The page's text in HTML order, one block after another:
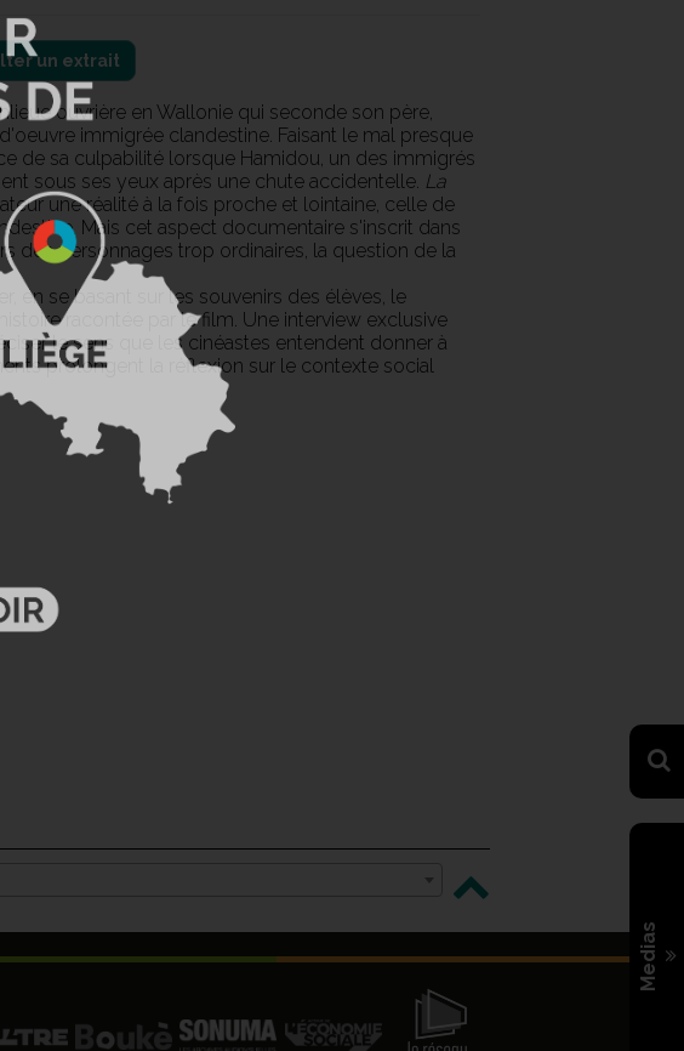
Medias
un extrait
ouvrière en Wallonie qui seconde son père,
immigrée clandestine. Faisant le mal presque
de sa culpabilité lorsque Hamidou, un des immigrés
sous ses yeux après une chute accidentelle. La
une réalité à la fois proche et lointaine, celle de
Mais cet aspect documentaire s'inscrit dans
des personnages trop ordinaires, la question de la
en se basant sur les souvenirs des élèves, le
racontée par le film. Une interview exclusive
le sens que les cinéastes entendent donner à
prolongent la réflexion sur le contexte social